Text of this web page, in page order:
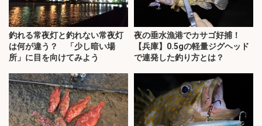
釣れる常夜灯と釣れない常夜灯
は何が違う？ 「少し暗い場
所」に目を向けてみよう
夜の垂水漁港でカサゴ好捕！
【兵庫】0.5gの軽量ジグヘッド
で連発した釣り方とは？